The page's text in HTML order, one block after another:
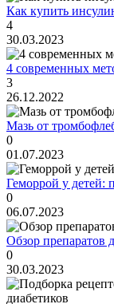
Как купить
4
30.03.2023
4 современных
3
26.12.2022
Мазь от
0
01.07.2023
Геморрой у
0
06.07.2023
Обзор препаратов
0
30.03.2023